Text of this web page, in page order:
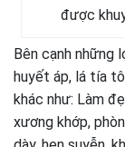
được
Bên cạnh
huyết áp, lá tía
khác như: Làm
xương khớp,